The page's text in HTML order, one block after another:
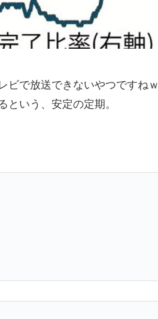
ビで放送できないやつですねｗ
という、安定の定期。